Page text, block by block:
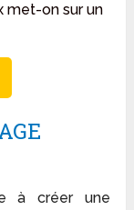
met-on sur un
à créer une